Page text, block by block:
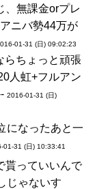
、無課金orプレ
ニバ勢44万が
01-31 (日) 09:02:23
らちょっと頑張
人虹+フルアン
2016-01-31 (日)
になったあと一
01-31 (日) 10:33:41
貰っていいんで
じゃないす